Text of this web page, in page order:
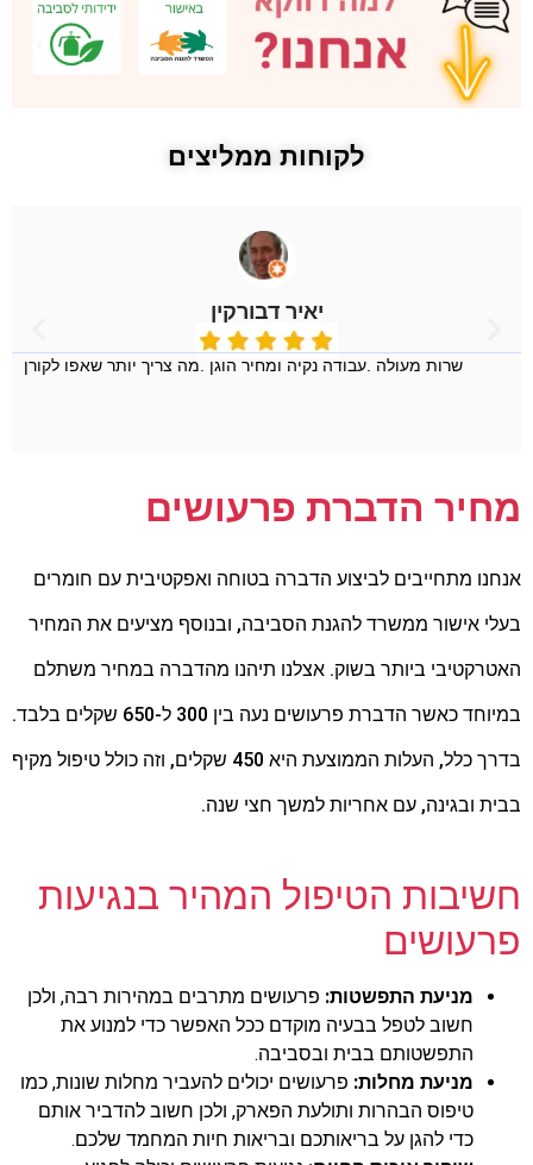
לקוחות ממליצים
יאיר דבורקין
שרות מעולה .עבודה נקיה ומחיר הוגן .מה צריך יותר שאפו לקורן
מחיר הדברת פרעושים
אנחנו מתחייבים לביצוע הדברה בטוחה ואפקטיבית עם חומרים
בעלי אישור ממשרד להגנת הסביבה, ובנוסף מציעים את המחיר
האטרקטיבי ביותר בשוק. אצלנו תיהנו מהדברה במחיר משתלם
במיוחד כאשר הדברת פרעושים נעה בין 300 ל-650 שקלים בלבד.
בדרך כלל, העלות הממוצעת היא 450 שקלים, וזה כולל טיפול מקיף
בבית ובגינה, עם אחריות למשך חצי שנה.
חשיבות הטיפול המהיר בנגיעות
פרעושים
מניעת התפשטות: פרעושים מתרבים במהירות רבה, ולכן
חשוב לטפל בבעיה מוקדם ככל האפשר כדי למנוע את
התפשטותם בבית ובסביבה.
מניעת מחלות: פרעושים יכולים להעביר מחלות שונות, כמו
טיפוס הבהרות ותולעת הפארק, ולכן חשוב להדביר אותם
כדי להגן על בריאותכם ובריאות חיות המחמד שלכם.